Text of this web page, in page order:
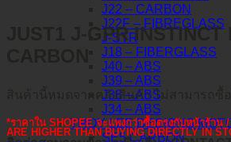
J22 – CARBON
J22F – FIBREGLASS
J-STR
J18 – FIBERGLASS
J40 – ABS
J39 – ABS
J38 – ABS
J34 – ABS
TROY LEE DESIGNS
SE5 CARBON
JUST1 J-GPR INSTINCT
สินค้านี้หมดจากคลังสินค้า ไม่สามารถซื้อ
*ราคาใน SHOPEE จะแพงกว่าซื้อตรงกับหน้าร้าน
ARE HIGHER THAN BUYING DIRECTLY IN